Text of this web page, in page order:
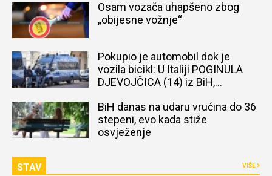
Osam vozača uhapšeno zbog
„obijesne vožnje“
Pokupio je automobil dok je
vozila bicikl: U Italiji POGINULA
DJEVOJČICA (14) iz BiH,
BiH danas na udaru vrućina do 36
stepeni, evo kada stiže
osvježenje
STAV VIŠE